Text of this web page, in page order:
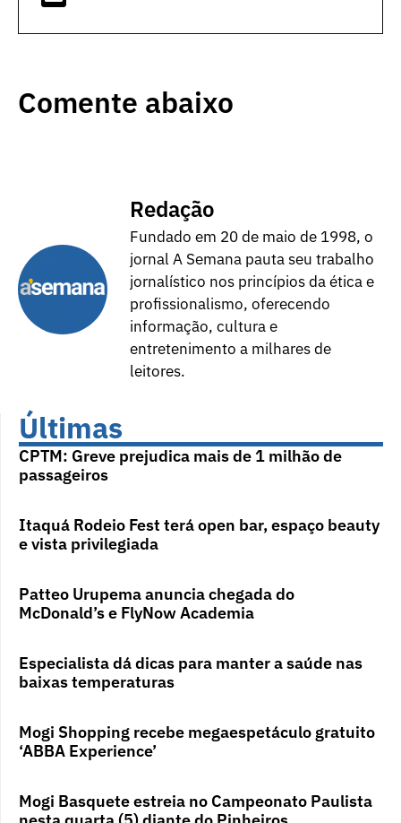
Comente abaixo
Redação
Fundado em 20 de maio de 1998, o
jornal A Semana pauta seu trabalho
jornalístico nos princípios da ética e
profissionalismo, oferecendo
informação, cultura e
entretenimento a milhares de
leitores.
Últimas
CPTM: Greve prejudica mais de 1 milhão de
passageiros
Itaquá Rodeio Fest terá open bar, espaço beauty
e vista privilegiada
Patteo Urupema anuncia chegada do
McDonald’s e FlyNow Academia
Especialista dá dicas para manter a saúde nas
baixas temperaturas
Mogi Shopping recebe megaespetáculo gratuito
‘ABBA Experience’
Mogi Basquete estreia no Campeonato Paulista